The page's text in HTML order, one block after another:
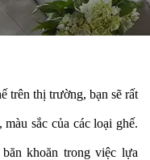
trên thị trường, bạn sẽ rất
sắc của các loại ghế.
khoăn trong việc lựa